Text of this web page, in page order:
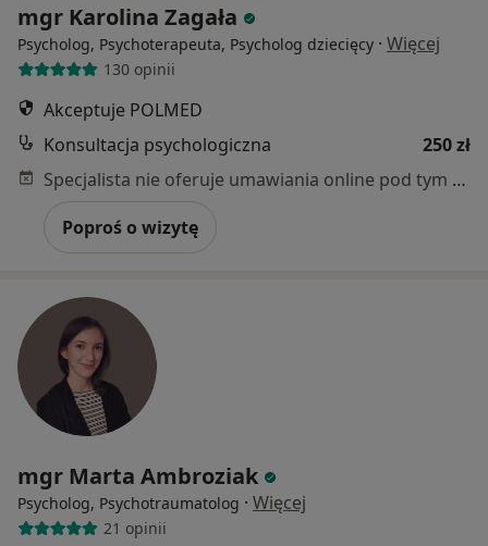
mgr Karolina Zagała
Psycholog, Psychoterapeuta, Psycholog dziecięcy · Więcej
130 opinii
Akceptuje POLMED
Konsultacja psychologiczna
250 zł
Specjalista nie oferuje umawiania online pod tym adresem.
Poproś o wizytę
mgr Marta Ambroziak
Psycholog, Psychotraumatolog · Więcej
21 opinii